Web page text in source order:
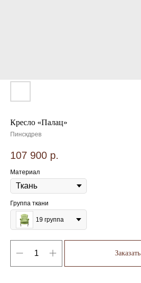
Кресло «Палац»
Пинскдрев
107 900 р.
Материал
Группа ткани
19 группа
Заказать